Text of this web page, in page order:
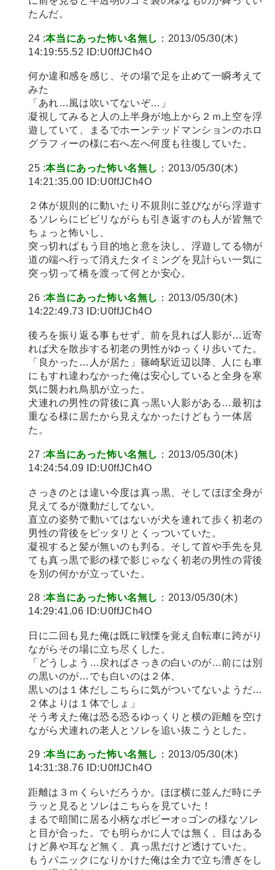
たんだ。
24 :本当にあった怖い名無し ：2013/05/30(木)
14:19:55.52 ID:U0ffJCh4O
何か違和感を感じ、その場で足を止めて一瞬考えて
みた
「あれ…風は吹いてないぞ…」
凝視してみると人の上半身が地上から２ｍ上空を浮
遊していて、まるでホーンテッドマンションのホロ
グラフィーの様に右へ左へ何度も往復していた。
25 :本当にあった怖い名無し ：2013/05/30(木)
14:21:35.00 ID:U0ffJCh4O
２体が規則的に動いたり不規則に並びながら浮遊す
るソレらにビビリながらも引き返すのも人が皆無で
ちょっと怖いし、
突っ切ればもう目的地と意を決し、浮遊してる物が
道の端へ行って消えたタイミングを見計らい一気に
突っ切って橋を渡って何とか安心。
26 :本当にあった怖い名無し ：2013/05/30(木)
14:22:49.73 ID:U0ffJCh4O
後ろを振り返る事もせず、前を見れば人影が…近寄
れば犬を散歩する初老の男性がゆっくり歩いてた。
「良かった…人が居た」篠崎駅近辺以降、人にも車
にもすれ違わなかった俺は安心していると全身を寒
気に襲われ鳥肌が立った。
犬連れの男性の背後に真っ黒い人影がある…最初は
重なる様に居たから見えなかったけどもう一体居
た。
27 :本当にあった怖い名無し ：2013/05/30(木)
14:24:54.09 ID:U0ffJCh4O
さっきのとは違い今度は真っ黒、そしてほぼ全身が
見えてるが微動だしてない。
直立の姿勢で動いてはないが犬を連れて歩く初老の
男性の背後をピッタリとくっついていた。
凝視すると髪が無いのも判る。そして首や手先を見
ても真っ黒で影の様で影じゃなく初老の男性の背後
を別の何かが立っていた。
28 :本当にあった怖い名無し ：2013/05/30(木)
14:29:41.06 ID:U0ffJCh4O
日に二回も見た俺は既に戦慄を覚え自転車に跨がり
ながらその場に立ち尽くした。
「どうしよう…戻ればさっきの白いのが…前には別
の黒いのが…でも白いのは２体、
黒いのは１体だしこちらに気がついてないようだ…
２体よりは１体でしょ」
そう考えた俺は恐る恐るゆっくりと横の距離を空け
ながら犬連れの老人とソレを追い抜こうとした。
29 :本当にあった怖い名無し ：2013/05/30(木)
14:31:38.76 ID:U0ffJCh4O
距離は３ｍくらいだろうか。ほぼ横に並んだ時にチ
ラッと見るとソレはこちらを見ていた！
まるで暗闇に居る小柄なボビーオ○ゴンの様なソレ
と目が合った。でも明らかに人では無く、目はある
けど鼻や耳など無く、真っ黒だけど透けていた。
もうパニックになりかけた俺は全力で立ち漕ぎをし